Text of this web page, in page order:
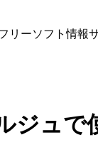
リーソフト情報
ジュで